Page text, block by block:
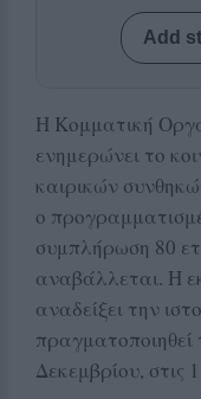
Add
Η Κομματική
ενημερώνει το
καιρικών
ο
συμπλήρωση 80
αναβάλλεται. Η
αναδείξει την
Δεκεμβρίου, στις